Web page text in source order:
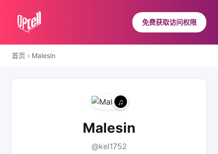
免费获取访问权限
首页 › Malesin
Malesin
@kel1752